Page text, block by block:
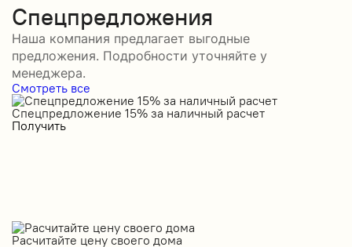
Спецпредложения
Наша компания предлагает выгодные
предложения. Подробности уточняйте у
менеджера.
Смотреть все
Спецпредложение 15% за наличный расчет
Получить
Расчитайте цену своего дома